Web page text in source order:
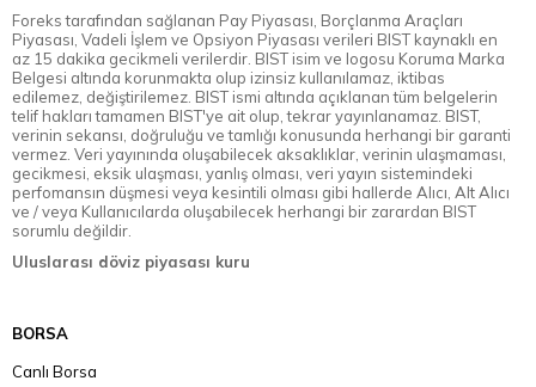
Foreks tarafından sağlanan Pay Piyasası, Borçlanma Araçları
Piyasası, Vadeli İşlem ve Opsiyon Piyasası verileri BIST kaynaklı en
az 15 dakika gecikmeli verilerdir. BIST isim ve logosu Koruma Marka
Belgesi altında korunmakta olup izinsiz kullanılamaz, iktibas
edilemez, değiştirilemez. BIST ismi altında açıklanan tüm belgelerin
telif hakları tamamen BIST'ye ait olup, tekrar yayınlanamaz. BIST,
verinin sekansı, doğruluğu ve tamlığı konusunda herhangi bir garanti
vermez. Veri yayınında oluşabilecek aksaklıklar, verinin ulaşmaması,
gecikmesi, eksik ulaşması, yanlış olması, veri yayın sistemindeki
perfomansın düşmesi veya kesintili olması gibi hallerde Alıcı, Alt Alıcı
ve / veya Kullanıcılarda oluşabilecek herhangi bir zarardan BIST
sorumlu değildir.
Uluslarası döviz piyasası kuru
BORSA
Canlı Borsa